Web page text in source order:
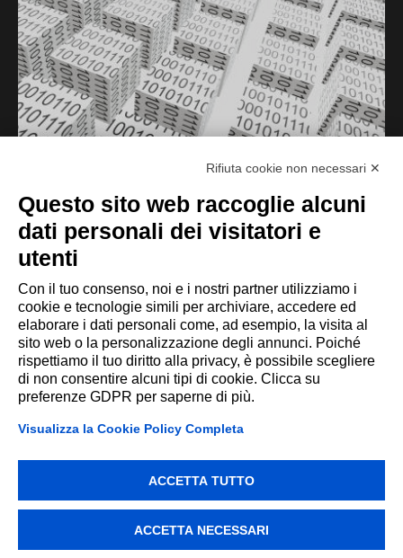
10/07/2025
Perché ci interessa la Data Integrity?
42027 Montecchio Emilia (RE)
©2026 All rights reserved
Rifiuta cookie non necessari ✕
Questo sito web raccoglie alcuni
dati personali dei visitatori e
utenti
Con il tuo consenso, noi e i nostri partner utilizziamo i
cookie e tecnologie simili per archiviare, accedere ed
elaborare i dati personali come, ad esempio, la visita al
sito web o la personalizzazione degli annunci. Poiché
rispettiamo il tuo diritto alla privacy, è possibile scegliere
di non consentire alcuni tipi di cookie. Clicca su
preferenze GDPR per saperne di più.
Visualizza la Cookie Policy Completa
ACCETTA TUTTO
ACCETTA NECESSARI